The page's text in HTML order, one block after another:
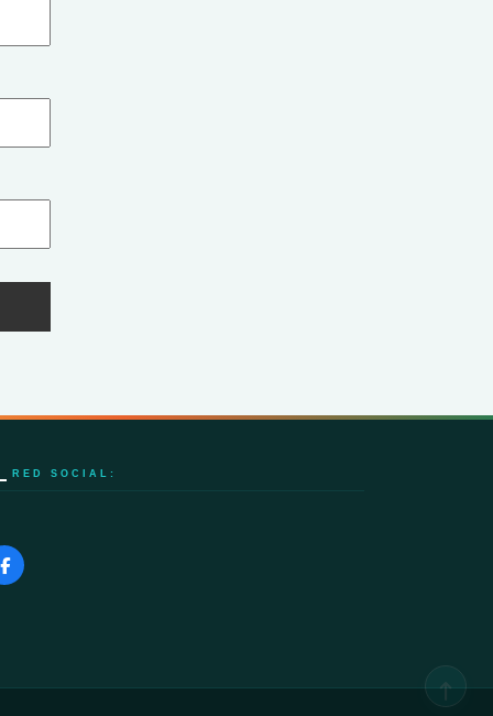
RED SOCIAL: